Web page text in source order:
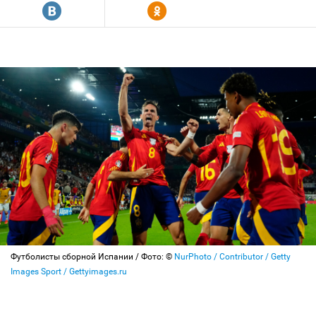
R Y
Футболисты сборной Испании / Фото: © NurPhoto / Contributor / Getty
Images Sport / Gettyimages.ru